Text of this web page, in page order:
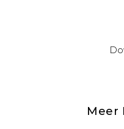
Meer